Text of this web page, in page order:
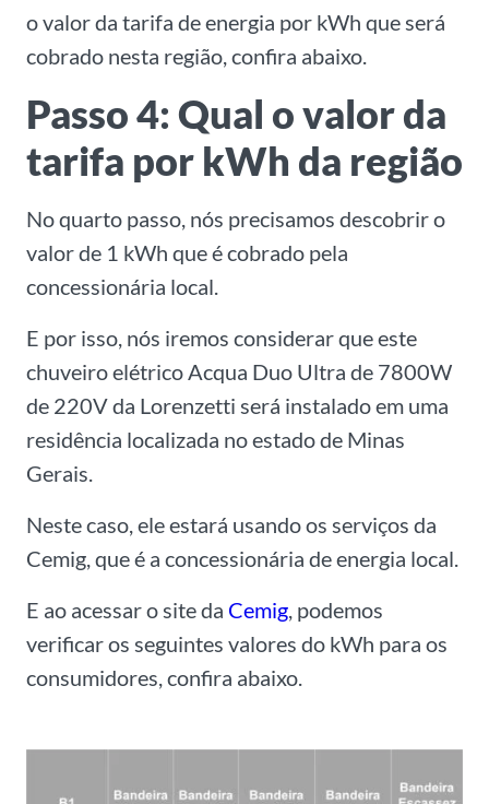
o valor da tarifa de energia por kWh que será
cobrado nesta região, confira abaixo.
Passo 4: Qual o valor da
tarifa por kWh da região
No quarto passo, nós precisamos descobrir o
valor de 1 kWh que é cobrado pela
concessionária local.
E por isso, nós iremos considerar que este
chuveiro elétrico Acqua Duo Ultra de 7800W
de 220V da Lorenzetti será instalado em uma
residência localizada no estado de Minas
Gerais.
Neste caso, ele estará usando os serviços da
Cemig, que é a concessionária de energia local.
E ao acessar o site da Cemig, podemos
verificar os seguintes valores do kWh para os
consumidores, confira abaixo.